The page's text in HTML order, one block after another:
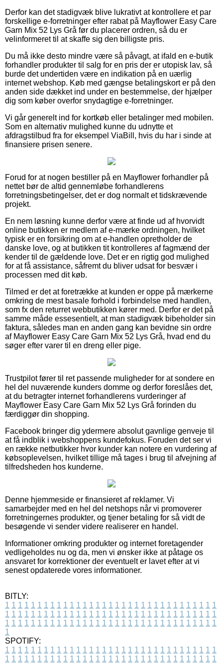
Derfor kan det stadigvæk blive lukrativt at kontrollere et par
forskellige e-forretninger efter rabat på Mayflower Easy Care
Garn Mix 52 Lys Grå før du placerer ordren, så du er
velinformeret til at skaffe sig den billigste pris.
Du må ikke desto mindre være så påvagt, at ifald en e-butik
forhandler produkter til salg for en pris der er utopisk lav, så
burde det undertiden være en indikation på en uærlig
internet webshop. Køb med gængse betalingskort er på den
anden side dækket ind under en bestemmelse, der hjælper
dig som køber overfor snydagtige e-forretninger.
Vi går generelt ind for kortkøb eller betalinger med mobilen.
Som en alternativ mulighed kunne du udnytte et
afdragstilbud fra for eksempel ViaBill, hvis du har i sinde at
finansiere prisen senere.
Forud for at nogen bestiller på en Mayflower forhandler på
nettet bør de altid gennemløbe forhandlerens
forretningsbetingelser, det er dog normalt et tidskrævende
projekt.
En nem løsning kunne derfor være at finde ud af hvorvidt
online butikken er medlem af e-mærke ordningen, hvilket
typisk er en forsikring om at e-handlen opretholder de
danske love, og at butikken tit kontrolleres af fagmænd der
kender til de gældende love. Det er en rigtig god mulighed
for at få assistance, såfremt du bliver udsat for besvær i
processen med dit køb.
Tilmed er det at foretrække at kunden er oppe på mærkerne
omkring de mest basale forhold i forbindelse med handlen,
som fx den returret webbutikken kører med. Derfor er det på
samme måde essesentielt, at man stadigvæk bibeholder sin
faktura, således man en anden gang kan bevidne sin ordre
af Mayflower Easy Care Garn Mix 52 Lys Grå, hvad end du
søger efter varer til en dreng eller pige.
Trustpilot fører til ret passende muligheder for at sondere en
hel del nuværende kunders domme og derfor foreslåes det,
at du betragter internet forhandlerens vurderinger af
Mayflower Easy Care Garn Mix 52 Lys Grå forinden du
færdiggør din shopping.
Facebook bringer dig ydermere absolut gavnlige genveje til
at få indblik i webshoppens kundefokus. Foruden det ser vi
en række netbutikker hvor kunder kan notere en vurdering af
købsoplevelsen, hvilket tillige må tages i brug til afvejning af
tilfredsheden hos kunderne.
Denne hjemmeside er finansieret af reklamer. Vi
samarbejder med en hel del netshops når vi promoverer
forretningernes produkter, og tjener betaling for så vidt de
besøgende vi sender videre realiserer en handel.
Informationer omkring produkter og internet foretagender
vedligeholdes nu og da, men vi ønsker ikke at påtage os
ansvaret for korrektioner der eventuelt er lavet efter at vi
senest opdaterede vores informationer.
BITLY:
1 1 1 1 1 1 1 1 1 1 1 1 1 1 1 1 1 1 1 1 1 1 1 1 1 1 1 1 1 1 1 1 1
1 1 1 1 1 1 1 1 1 1 1 1 1 1 1 1 1 1 1 1 1 1 1 1 1 1 1 1 1 1 1 1 1
1 1 1 1 1 1 1 1 1 1 1 1 1 1 1 1 1 1 1 1 1 1 1 1 1 1 1 1 1 1 1 1 1
1
SPOTIFY:
1 1 1 1 1 1 1 1 1 1 1 1 1 1 1 1 1 1 1 1 1 1 1 1 1 1 1 1 1 1 1 1 1
1 1 1 1 1 1 1 1 1 1 1 1 1 1 1 1 1 1 1 1 1 1 1 1 1 1 1 1 1 1 1 1 1